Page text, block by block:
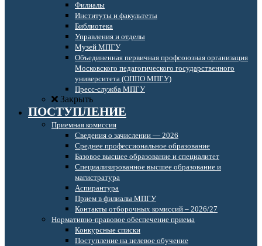
Филиалы
Институты и факультеты
Библиотека
Управления и отделы
Музей МПГУ
Объединенная первичная профсоюзная организация
Московского педагогического государственного
университета (ОППО МПГУ)
Пресс-служба МПГУ
Закрыть
ПОСТУПЛЕНИЕ
Приемная комиссия
Сведения о зачислении — 2026
Среднее профессиональное образование
Базовое высшее образование и специалитет
Специализированное высшее образование и
магистратура
Аспирантура
Прием в филиалы МПГУ
Контакты отборочных комиссий – 2026/27
Нормативно-правовое обеспечение приема
Конкурсные списки
Поступление на целевое обучение